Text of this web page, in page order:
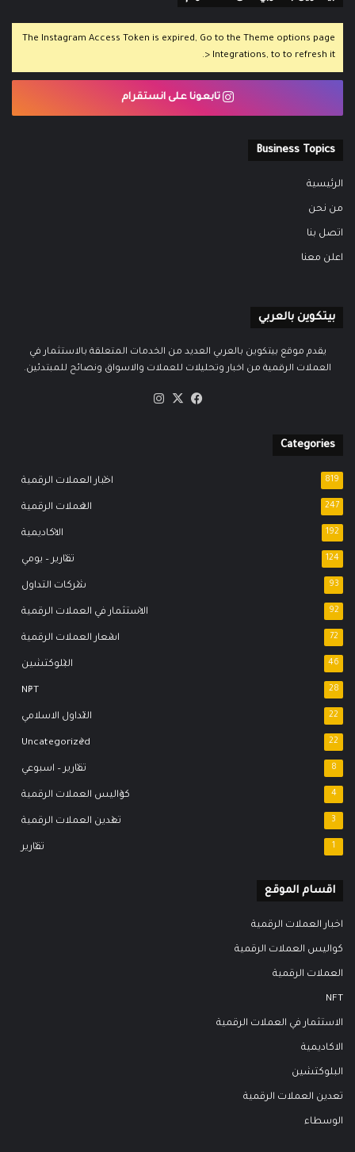
The Instagram Access Token is expired, Go to the Theme options page
> Integrations, to to refresh it.
تابعونا على انستقرام
Business Topics
الرئيسية
من نحن
اتصل بنا
اعلن معنا
بيتكوين بالعربي
يقدم موقع بيتكوين بالعربي العديد من الخدمات المتعلقة بالاستثمار في
العملات الرقمية من اخبار وتحليلات للعملات والاسواق ونصائح للمبتدئين.
فيسبوك
‫X
Categories
اخبار العملات الرقمية 819
العملات الرقمية 247
الاكاديمية 192
تقارير – يومي 124
شركات التداول 93
الاستثمار في العملات الرقمية 92
اسعار العملات الرقمية 72
البلوكتشين 46
NFT 28
التداول الاسلامي 22
Uncategorized 22
تقارير – اسبوعي 8
كواليس العملات الرقمية 4
تعدين العملات الرقمية 3
تقارير 1
اقسام الموقع
اخبار العملات الرقمية
كواليس العملات الرقمية
العملات الرقمية
NFT
الاستثمار في العملات الرقمية
الاكاديمية
البلوكتشين
تعدين العملات الرقمية
الوسطاء